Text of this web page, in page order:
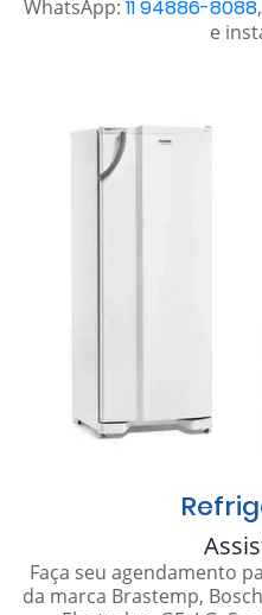
WhatsApp: 11 94886-8088
e
Faça seu agendamento
da marca Brastemp,